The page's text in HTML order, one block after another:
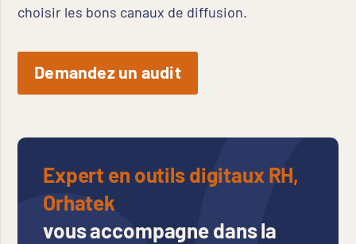
choisir les bons canaux de diffusion.
Demandez un audit
Expert en outils digitaux RH,
Orhatek
vous accompagne dans la